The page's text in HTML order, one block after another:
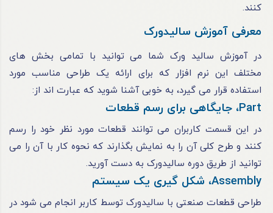
کنند.
معرفی آموزش سالیدورک
در آموزش سالید ورک شما می‌ توانید با تمامی بخش‌ های
مختلف این نرم‌ افزار که برای ارائه یک طراحی مناسب مورد
استفاده قرار می‌ گیرد، به‌ خوبی آشنا شوید که عبارت‌ اند از:
Part، جایگاهی برای رسم قطعات
در این قسمت کاربران می‌ توانند قطعات مورد نظر خود را رسم
کنند و طرح کلی آن را به نمایش بگذارند که نحوه کار با آن را می‌
توانید از طریق دوره‌ سالیدورک به‌ دست آورید.
Assembly، شکل گیری یک سیستم
طراحی قطعات صنعتی با سالیدورک توسط کاربر انجام می شود در